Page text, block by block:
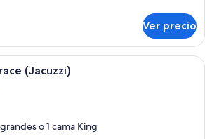
Ver precio
Un balcón con vista al mar, una
(Jacuzzi)
o 1 cama King